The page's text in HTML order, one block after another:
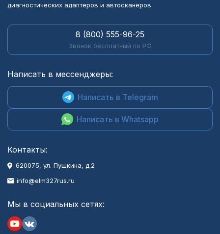
диагностических адаптеров и автосканеров
8 (800) 555-96-25
Звонок бесплатный по РФ
Написать в мессенджеры:
Написать в Telegram
Написать в Whatsapp
Контакты:
620075, ул. Пушкина, д.2
info@elm327rus.ru
Мы в социальных сетях: